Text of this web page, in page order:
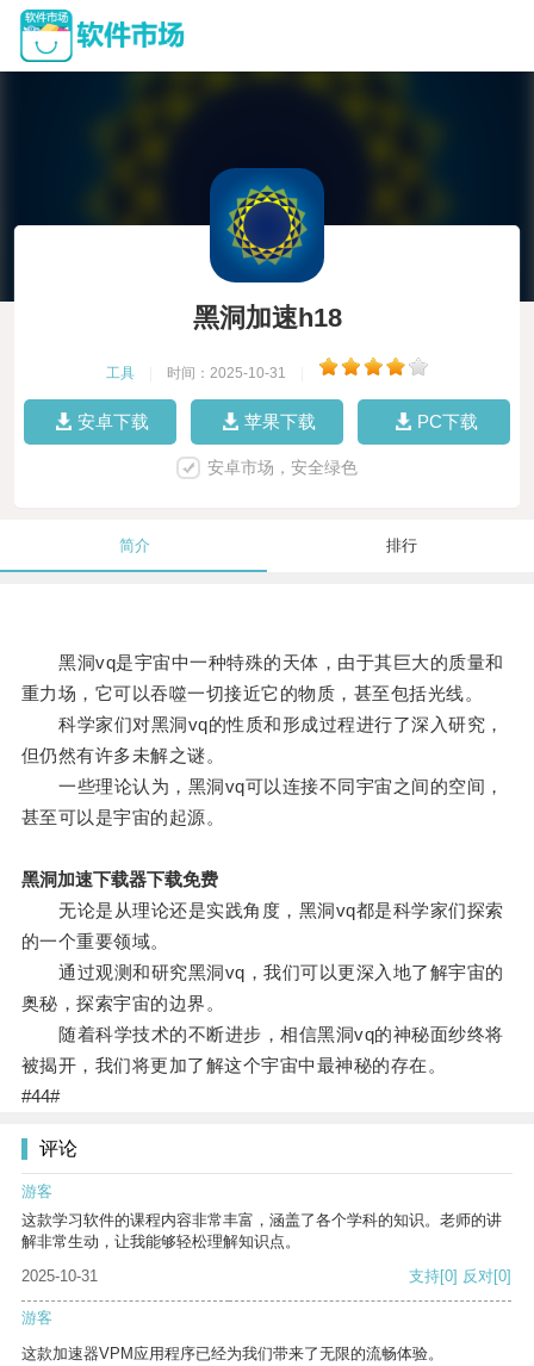
黑洞加速h18
工具 时间：2025-10-31
安卓下载 苹果下载 PC下载
安卓市场，安全绿色
简介 排行
黑洞vq是宇宙中一种特殊的天体，由于其巨大的质量和
重力场，它可以吞噬一切接近它的物质，甚至包括光线。
科学家们对黑洞vq的性质和形成过程进行了深入研究，
但仍然有许多未解之谜。
一些理论认为，黑洞vq可以连接不同宇宙之间的空间，
甚至可以是宇宙的起源。
黑洞加速下载器下载免费
无论是从理论还是实践角度，黑洞vq都是科学家们探索
的一个重要领域。
通过观测和研究黑洞vq，我们可以更深入地了解宇宙的
奥秘，探索宇宙的边界。
随着科学技术的不断进步，相信黑洞vq的神秘面纱终将
被揭开，我们将更加了解这个宇宙中最神秘的存在。
#44#
评论
游客
这款学习软件的课程内容非常丰富，涵盖了各个学科的知识。老师的讲
解非常生动，让我能够轻松理解知识点。
2025-10-31
支持[0] 反对[0]
游客
这款加速器VPM应用程序已经为我们带来了无限的流畅体验。